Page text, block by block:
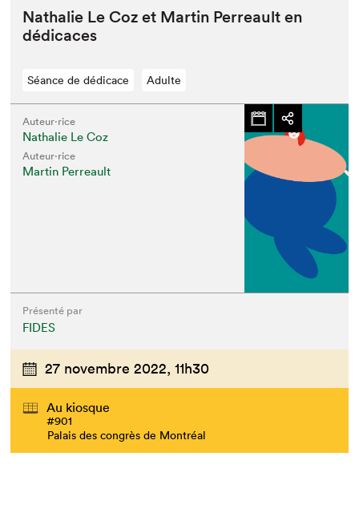
Nathalie Le Coz et Mar­tin Per­reault en
dédicaces
Séance de dédicace Adulte
Auteur·rice
Nathalie Le Coz
Auteur·rice
Martin Perreault
Présenté par
FIDES
27 novembre 2022, 11h30
Au kiosque
#901
Palais des congrès de Montréal